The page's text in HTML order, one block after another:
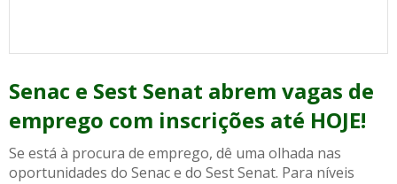
Senac e Sest Senat abrem vagas de
emprego com inscrições até HOJE!
Se está à procura de emprego, dê uma olhada nas
oportunidades do Senac e do Sest Senat. Para níveis